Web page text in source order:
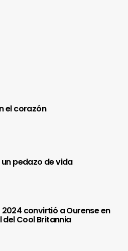
el corazón
un pedazo de vida
2024 convirtió a Ourense en
del Cool Britannia